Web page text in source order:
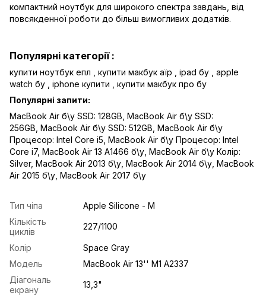
компактний ноутбук для широкого спектра завдань, від
повсякденної роботи до більш вимогливих додатків.
Популярні категорії :
купити ноутбук епл купити макбук аїр ipad бу
apple
watch бу
iphone купити
купити макбук про бу
Популярні запити:
MacBook Air б\у SSD: 128GB MacBook Air б\у SSD:
256GB MacBook Air б\у SSD: 512GB MacBook Air б\у
Процесор: Intel Core i5 MacBook Air б\у Процесор: Intel
Core i7, MacBook Air 13 A1466 б\у MacBook Air б\у Колір:
Silver, MacBook Air 2013 б\у MacBook Air 2014 б\у MacBook
Air 2015 б\у MacBook Air 2017 б\у
Тип чіпа
Apple Silicone - M
Кількість
циклів
227/1100
Колір
Space Gray
Модель
MacBook Air 13'' M1 A2337
Діагональ
екрану
13,3"